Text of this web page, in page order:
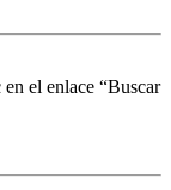
el enlace “Buscar